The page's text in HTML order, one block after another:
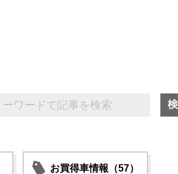
お買得車情報（57）